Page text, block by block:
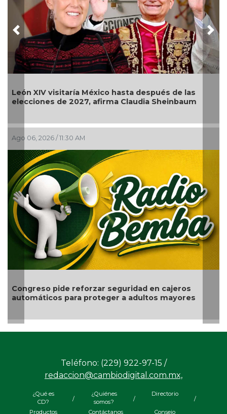
León XIV visitaría México hasta después de las
elecciones de 2027, afirma Claudia Sheinbaum
Ago 06, 2026 / 11:30 AM
Congreso pide reforzar seguridad en cajeros
automáticos para proteger a adultos mayores
Previous
Teléfono: (229) 922-97-15 /
redaccion@cambiodigital.com.mx,
¿Qué es
CD?
/
¿Quiénes
somos?
/
Directorio
/
Productos
Contáctanos Consejo